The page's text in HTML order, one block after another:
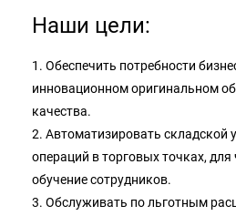
Наши цели:
1. Обеспечить потребности
инновационном оригинальном
качества.
2. Автоматизировать складской
операций в торговых точках, для
обучение сотрудников.
3. Обслуживать по льготным